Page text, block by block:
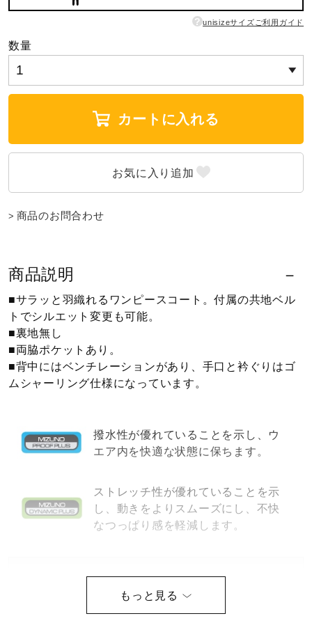
インナー
寝具／ミズノスリープ
サポーター
ジュニア／キッズ
メディカル
その他
? unisizeサイズご利用ガイド
数量
カートに入れる
商品のお問合わせ
商品説明
■サラッと羽織れるワンピースコート。付属の共地ベル
トでシルエット変更も可能。
■裏地無し
■両脇ポケットあり。
■背中にはベンチレーションがあり、手口と衿ぐりはゴ
ムシャーリング仕様になっています。
撥水性が優れていることを示し、ウ
エア内を快適な状態に保ちます。
ストレッチ性が優れていることを示
し、動きをよりスムーズにし、不快
なつっぱり感を軽減します。